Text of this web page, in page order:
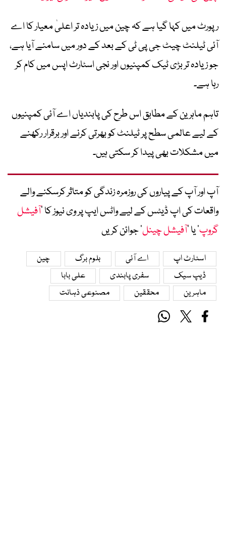
رپورٹ میں کہا گیا ہے کہ چین میں زیادہ تر اعلیٰ معیار کا اے
آئی ٹیلنٹ چیٹ جی پی ٹی کے بعد کے دور میں سامنے آیا ہے،
جو زیادہ تر بڑی ٹیک کمپنیوں اور نجی اسٹارٹ اپس میں کام کر
رہا ہے۔
تاہم ماہرین کے مطابق اس طرح کی پابندیاں اے آئی کمپنیوں
کے لیے عالمی سطح پر ٹیلنٹ کو بھرتی کرنے اور برقرار رکھنے
میں مشکلات بھی پیدا کر سکتی ہیں۔
آپ اور آپ کے پیاروں کی روزمرہ زندگی کو متاثر کرسکنے والے
واقعات کی اپ ڈیٹس کے لیے واٹس ایپ پر وی نیوز کا ’آفیشل
گروپ‘ یا ’آفیشل چینل‘ جوائن کریں
اسٹارٹ اپ اے آئی بلوم برگ
چین
ڈیپ سیک
سفری پابندی
علی بابا
ماہرین
محققین مصنوعی ذہانت